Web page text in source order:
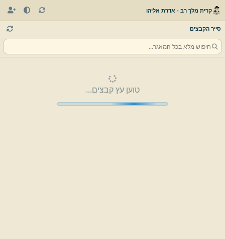
קרית מלך רב - אדרת אליהו
סייר הקבצים
טוען עץ קבצים...